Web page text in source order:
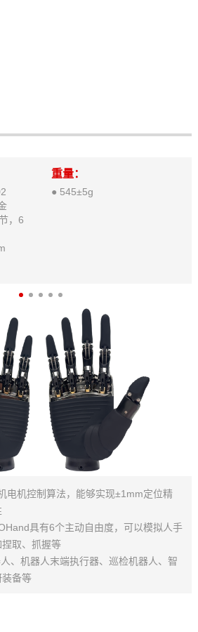
，6
重量：
● 545±5g
电机控制算法，能够实现±1mm定位精
具有6个主动自由度，可以模拟人手
取、抓握等
、机器人末端执行器、巡检机器人、智
备等